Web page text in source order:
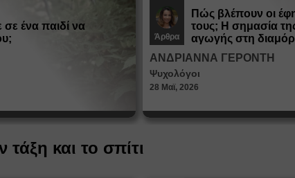
ένα παιδί να
Άρθρα
Πώς βλέπουν οι
τους; Η σημασία
αγωγής στη
ταυτότητας
ΑΝΔΡΙΑΝΝΑ ΓΕΡΟΝΤΗ
Ψυχολόγοι
28 Μαϊ, 2026
τάξη και το σπίτι